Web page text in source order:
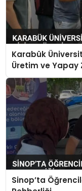
Karabük
Üretim ve Yapay
Sinop’ta